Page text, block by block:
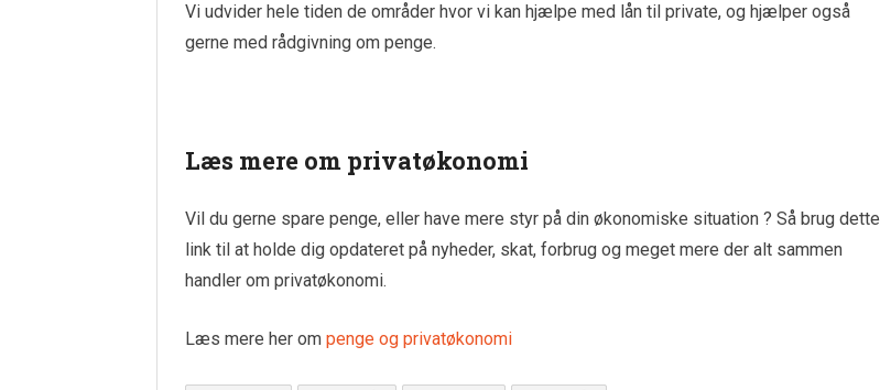
Vi udvider hele tiden de områder hvor vi kan hjælpe med lån til private, og hjælper også
gerne med rådgivning om penge.
Læs mere om privatøkonomi
Vil du gerne spare penge, eller have mere styr på din økonomiske situation ? Så brug dette
link til at holde dig opdateret på nyheder, skat, forbrug og meget mere der alt sammen
handler om privatøkonomi.
Læs mere her om penge og privatøkonomi